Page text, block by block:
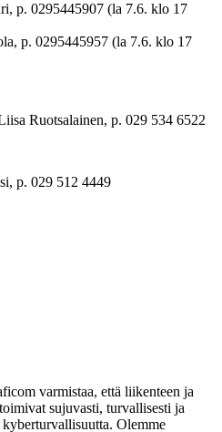
p. 0295445907 (la 7.6. klo 17
p. 0295445957 (la 7.6. klo 17
Ruotsalainen, p. 029 534 6522
p. 029 512 4449
varmistaa, että liikenteen ja
sujuvasti, turvallisesti ja
Olemme